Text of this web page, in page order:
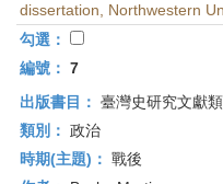
dissertation, Northwestern
勾選：
編號： 7
出版書目： 臺灣史研究文獻
類別： 政治
時期(主題)： 戰後